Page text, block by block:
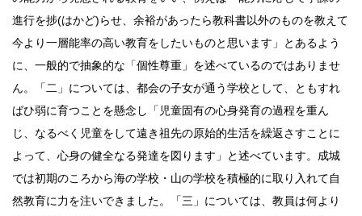
進行を捗(はかど)らせ、余裕があったら教科書以外のものを教えて
今より一層能率の高い教育をしたいものと思います」とあるよう
に、一般的で抽象的な「個性尊重」を述べているのではありませ
ん。「二」については、都会の子女が通う学校として、ともすれ
ばひ弱に育つことを懸念し「児童固有の心身発育の過程を重ん
じ、なるべく児童をして遠き祖先の原始的生活を繰返さすことに
よって、心身の健全なる発達を図ります」と述べています。成城
では初期のころから海の学校・山の学校を積極的に取り入れて自
然教育に力を注いできました。「三」については、教員は何より